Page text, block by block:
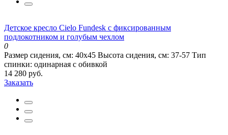
Детское кресло Cielo Fundesk с фиксированным
подлокотником и голубым чехлом
0
Размер сидения, см: 40х45 Высота сидения, см: 37-57 Тип
спинки: одинарная с обивкой
14 280 руб.
Заказать